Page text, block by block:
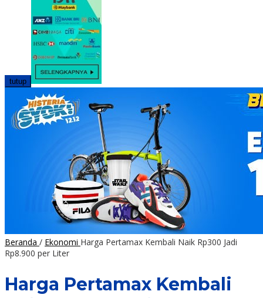
tutup
Beranda / Ekonomi Harga Pertamax Kembali Naik Rp300 Jadi
Rp8.900 per Liter
Harga Pertamax Kembali